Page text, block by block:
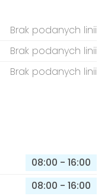
Brak podanych linii
Brak podanych linii
Brak podanych linii
08:00 - 16:00
08:00 - 16:00